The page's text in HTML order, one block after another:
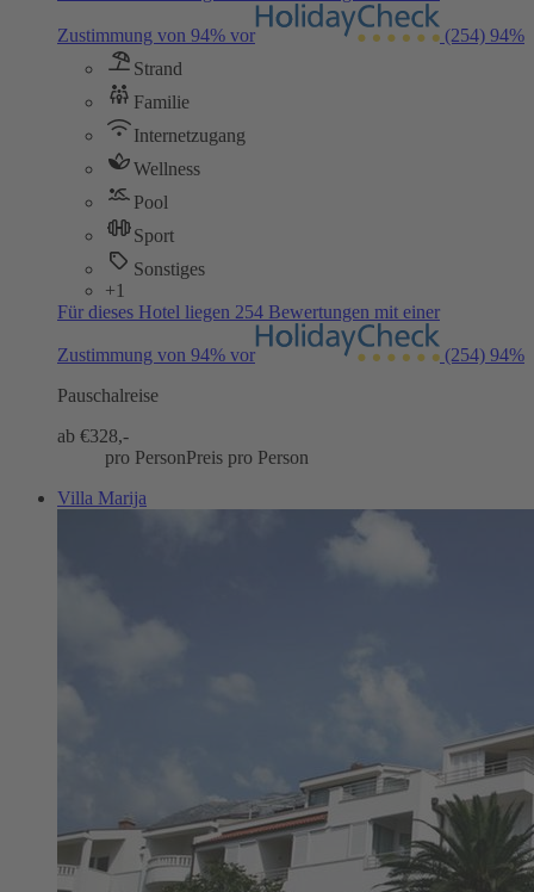
Zustimmung von 94% vor (254) 94%
Strand
Familie
Internetzugang
Wellness
Pool
Sport
Sonstiges
+1
Für dieses Hotel liegen 254 Bewertungen mit einer
Zustimmung von 94% vor (254) 94%
Pauschalreise
ab €328,-
pro PersonPreis pro Person
Villa Marija